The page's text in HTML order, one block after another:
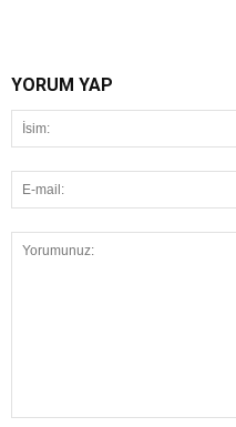
YORUM YAP